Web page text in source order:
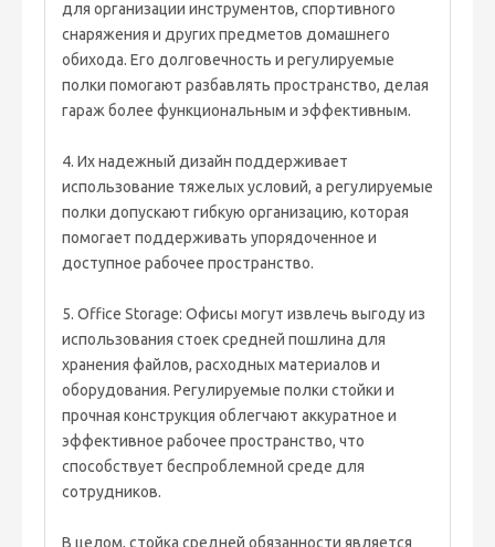
для организации инструментов, спортивного
снаряжения и других предметов домашнего
обихода. Его долговечность и регулируемые
полки помогают разбавлять пространство, делая
гараж более функциональным и эффективным.
4. Их надежный дизайн поддерживает
использование тяжелых условий, а регулируемые
полки допускают гибкую организацию, которая
помогает поддерживать упорядоченное и
доступное рабочее пространство.
5. Office Storage: Офисы могут извлечь выгоду из
использования стоек средней пошлина для
хранения файлов, расходных материалов и
оборудования. Регулируемые полки стойки и
прочная конструкция облегчают аккуратное и
эффективное рабочее пространство, что
способствует беспроблемной среде для
сотрудников.
В целом, стойка средней обязанности является